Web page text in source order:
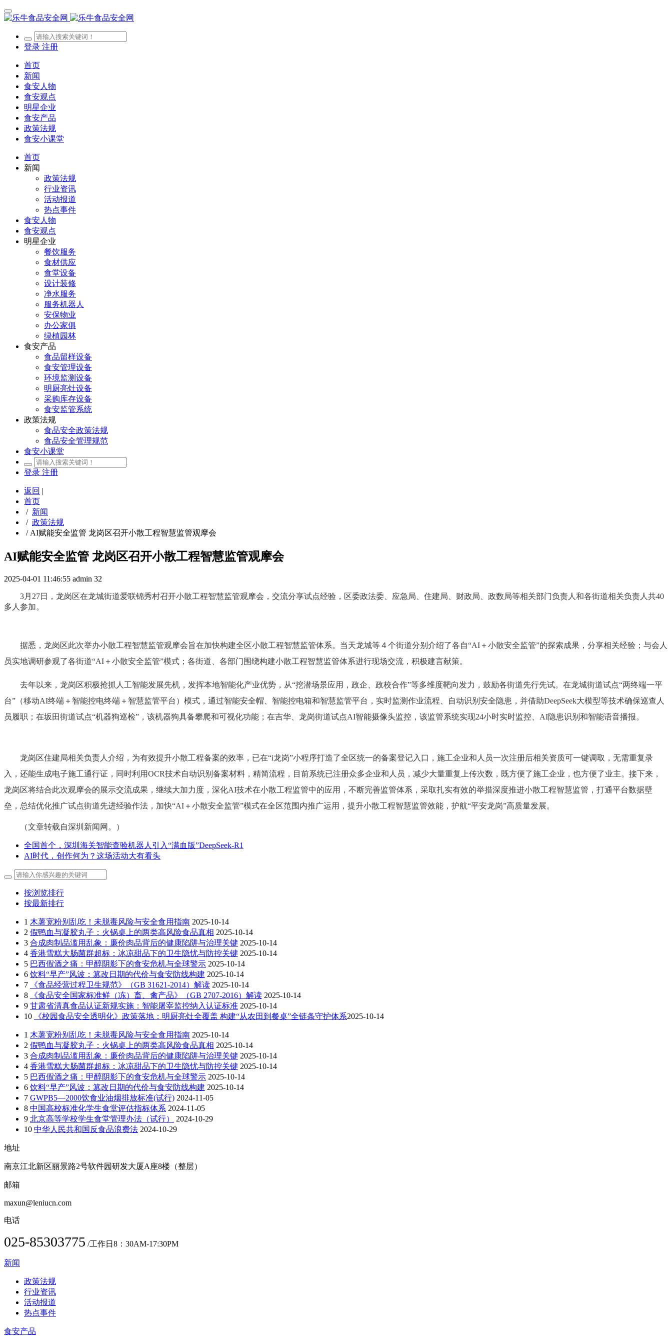
登录 注册
首页
新闻
食安人物
食安观点
明星企业
食安产品
政策法规
食安小课堂
首页
新闻
政策法规
行业资讯
活动报道
热点事件
食安人物
食安观点
明星企业
餐饮服务
食材供应
食堂设备
设计装修
净水服务
服务机器人
安保物业
办公家俱
绿植园林
食安产品
食品留样设备
食安管理设备
环境监测设备
明厨亮灶设备
采购库存设备
食安监管系统
政策法规
食品安全政策法规
食品安全管理规范
食安小课堂
登录 注册
返回 |
首页
/ 新闻
/ 政策法规
/ AI赋能安全监管 龙岗区召开小散工程智慧监管观摩会
AI赋能安全监管 龙岗区召开小散工程智慧监管观摩会
2025-04-01 11:46:55 admin 32
3月27日，龙岗区在龙城街道爱联锦秀村召开小散工程智慧监管观摩会，交流分享试点经验，区委政法委、应急局、住建局、财政局、政数局等相关部门负责人和各街道相关负责人共40
多人参加。
据悉，龙岗区此次举办小散工程智慧监管观摩会旨在加快构建全区小散工程智慧监管体系。当天龙城等４个街道分别介绍了各自“AI＋小散安全监管”的探索成果，分享相关经验；与会人
员实地调研参观了各街道“AI＋小散安全监管”模式；各街道、各部门围绕构建小散工程智慧监管体系进行现场交流，积极建言献策。
去年以来，龙岗区积极抢抓人工智能发展先机，发挥本地智能化产业优势，从“挖潜场景应用，政企、政校合作”等多维度靶向发力，鼓励各街道先行先试。在龙城街道试点“两终端一平
台”（移动AI终端＋智能控电终端＋智慧监管平台）模式，通过智能安全帽、智能控电箱和智慧监管平台，实时监测作业流程、自动识别安全隐患，并借助DeepSeek大模型等技术确保巡查人
员履职；在坂田街道试点“机器狗巡检”，该机器狗具备攀爬和可视化功能；在吉华、龙岗街道试点AI智能摄像头监控，该监管系统实现24小时实时监控、AI隐患识别和智能语音播报。
龙岗区住建局相关负责人介绍，为有效提升小散工程备案的效率，已在“i龙岗”小程序打造了全区统一的备案登记入口，施工企业和人员一次注册后相关资质可一键调取，无需重复录
入，还能生成电子施工通行证，同时利用OCR技术自动识别备案材料，精简流程，目前系统已注册众多企业和人员，减少大量重复上传次数，既方便了施工企业，也方便了业主。接下来，
龙岗区将结合此次观摩会的展示交流成果，继续大加力度，深化AI技术在小散工程监管中的应用，不断完善监管体系，采取扎实有效的举措深度推进小散工程智慧监管，打通平台数据壁
垒，总结优化推广试点街道先进经验作法，加快“AI＋小散安全监管”模式在全区范围内推广运用，提升小散工程智慧监管效能，护航“平安龙岗”高质量发展。
（文章转载自深圳新闻网。）
全国首个，深圳海关智能查验机器人引入“满血版”DeepSeek-R1
AI时代，创作何为？这场活动大有看头
按浏览排行
按最新排行
1 木薯宽粉别乱吃！未脱毒风险与安全食用指南 2025-10-14
2 假鸭血与凝胶丸子：火锅桌上的两类高风险食品真相 2025-10-14
3 合成肉制品滥用乱象：廉价肉品背后的健康陷阱与治理关键 2025-10-14
4 香港雪糕大肠菌群超标：冰凉甜品下的卫生隐忧与防控关键 2025-10-14
5 巴西假酒之痛：甲醇阴影下的食安危机与全球警示 2025-10-14
6 饮料“早产”风波：篡改日期的代价与食安防线构建 2025-10-14
7
《食品经营过程卫生规范》（GB 31621-2014）解读 2025-10-14
8
《食品安全国家标准鲜（冻）畜、禽产品》（GB 2707-2016）解读 2025-10-14
9 甘肃省清真食品认证新规实施：智能屠宰监控纳入认证标准 2025-10-14
10
《校园食品安全透明化》政策落地：明厨亮灶全覆盖 构建“从农田到餐桌”全链条守护体系​2025-10-14
1 木薯宽粉别乱吃！未脱毒风险与安全食用指南 2025-10-14
2 假鸭血与凝胶丸子：火锅桌上的两类高风险食品真相 2025-10-14
3 合成肉制品滥用乱象：廉价肉品背后的健康陷阱与治理关键 2025-10-14
4 香港雪糕大肠菌群超标：冰凉甜品下的卫生隐忧与防控关键 2025-10-14
5 巴西假酒之痛：甲醇阴影下的食安危机与全球警示 2025-10-14
6 饮料“早产”风波：篡改日期的代价与食安防线构建 2025-10-14
7 GWPB5—2000饮食业油烟排放标准(试行) 2024-11-05
8 中国高校标准化学生食堂评估指标体系 2024-11-05
9 北京高等学校学生食堂管理办法（试行）
2024-10-29
10 中华人民共和国反食品浪费法 2024-10-29
地址
南京江北新区丽景路2号软件园研发大厦A座8楼（整层）
邮箱
maxun@leniucn.com
电话
025-85303775 /工作日8：30AM-17:30PM
新闻
政策法规
行业资讯
活动报道
热点事件
食安产品